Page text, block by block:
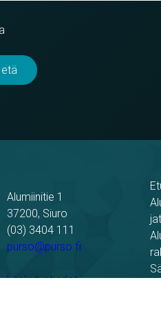
Alumiinitie 1
37200, Siuro
(03) 3404 111
purso@purso.fi
Laskutustiedot